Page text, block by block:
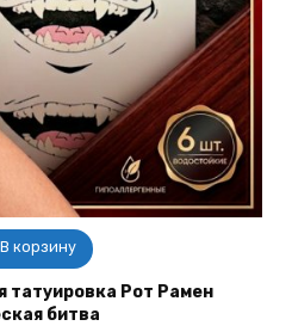
В корзину
татуировка Рот Рамен
битва